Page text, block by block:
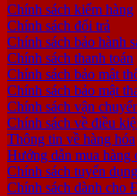
Chính sách kiểm hàng
Chính sách đổi trả
Chính sách bảo hành
Chính sách thanh toán
Chính sách bảo mật
Chính sách bảo mật
Chính sách vận
Chính sách về điều
Thông tin về hàng hóa
Hướng dẫn mua hàng
Chính sách tuyển
Chính sách dành cho